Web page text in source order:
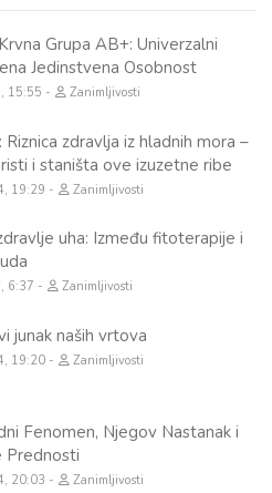
Grupa AB+: Univerzalni
Jedinstvena Osobnost
15:55 Zanimljivosti
Riznica zdravlja iz hladnih mora –
i staništa ove izuzetne ribe
19:29 Zanimljivosti
uha: Između fitoterapije i
6:37 Zanimljivosti
junak naših vrtova
19:20 Zanimljivosti
Fenomen, Njegov Nastanak i
Prednosti
20:03 Zanimljivosti